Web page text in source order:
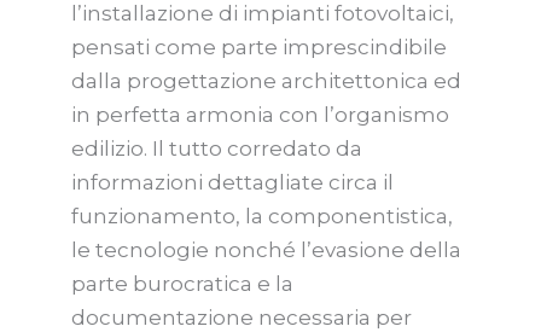
l’installazione di impianti fotovoltaici,
pensati come parte imprescindibile
dalla progettazione architettonica ed
in perfetta armonia con l’organismo
edilizio. Il tutto corredato da
informazioni dettagliate circa il
funzionamento, la componentistica,
le tecnologie nonché l’evasione della
parte burocratica e la
documentazione necessaria per